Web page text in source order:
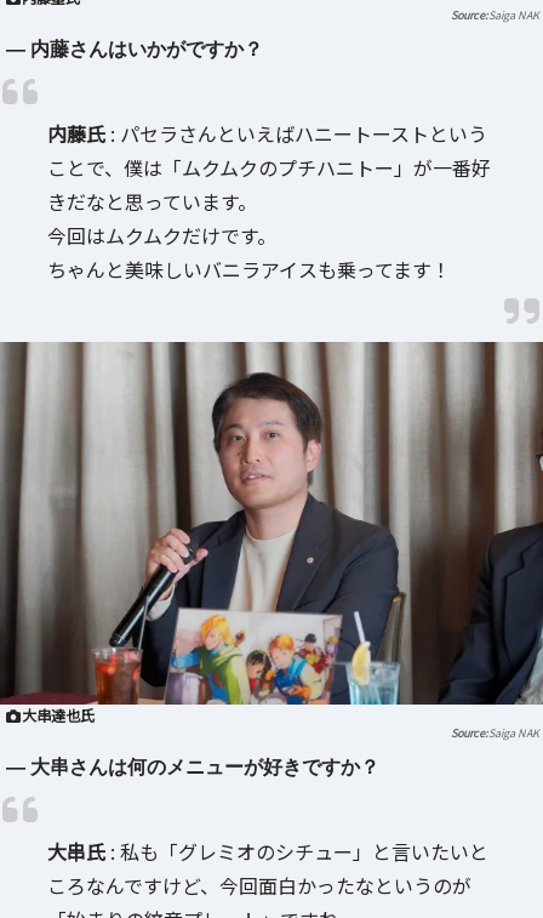
Saiga NAK
― 内藤さんはいかがですか？
内藤氏 : パセラさんといえばハニートーストという
ことで、僕は「ムクムクのプチハニトー」が一番好
きだなと思っています。
今回はムクムクだけです。
ちゃんと美味しいバニラアイスも乗ってます！
大串達也氏
Saiga NAK
― 大串さんは何のメニューが好きですか？
大串氏 : 私も「グレミオのシチュー」と言いたいと
ころなんですけど、今回面白かったなというのが